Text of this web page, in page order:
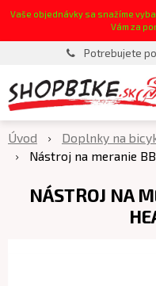
Vaše objednávky sa snažíme
Vám za
Potrebujete
Úvod Doplnky na
Nástroj na meranie
NÁSTROJ NA